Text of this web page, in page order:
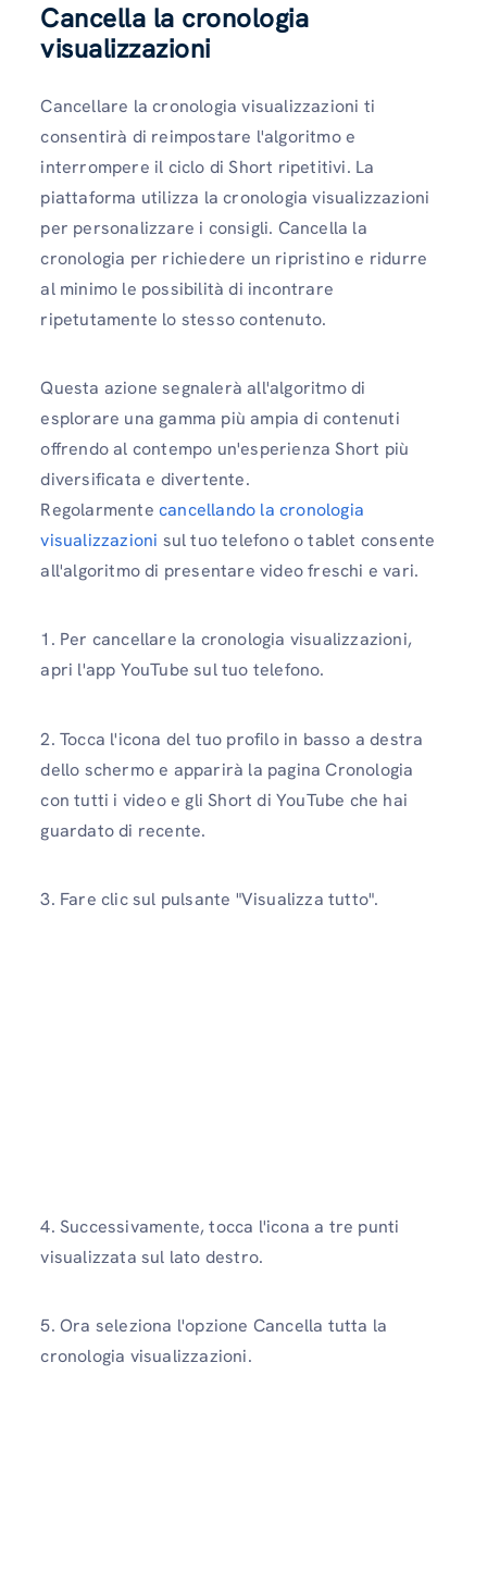
Cancella la cronologia
visualizzazioni
Cancellare la cronologia visualizzazioni ti
consentirà di reimpostare l'algoritmo e
interrompere il ciclo di Short ripetitivi. La
piattaforma utilizza la cronologia visualizzazioni
per personalizzare i consigli. Cancella la
cronologia per richiedere un ripristino e ridurre
al minimo le possibilità di incontrare
ripetutamente lo stesso contenuto.
Questa azione segnalerà all'algoritmo di
esplorare una gamma più ampia di contenuti
offrendo al contempo un'esperienza Short più
diversificata e divertente.
Regolarmente cancellando la cronologia
visualizzazioni sul tuo telefono o tablet consente
all'algoritmo di presentare video freschi e vari.
1. Per cancellare la cronologia visualizzazioni,
apri l'app YouTube sul tuo telefono.
2. Tocca l'icona del tuo profilo in basso a destra
dello schermo e apparirà la pagina Cronologia
con tutti i video e gli Short di YouTube che hai
guardato di recente.
3. Fare clic sul pulsante "Visualizza tutto".
4. Successivamente, tocca l'icona a tre punti
visualizzata sul lato destro.
5. Ora seleziona l'opzione Cancella tutta la
cronologia visualizzazioni.